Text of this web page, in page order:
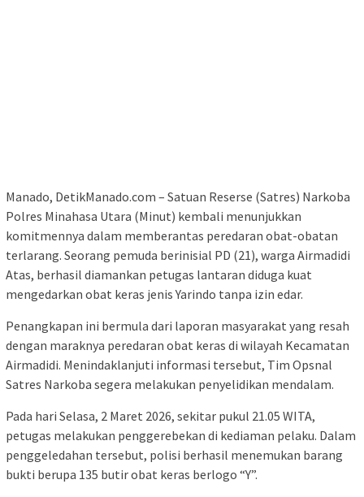
Manado, DetikManado.com – Satuan Reserse (Satres) Narkoba
Polres Minahasa Utara (Minut) kembali menunjukkan
komitmennya dalam memberantas peredaran obat-obatan
terlarang. Seorang pemuda berinisial PD (21), warga Airmadidi
Atas, berhasil diamankan petugas lantaran diduga kuat
mengedarkan obat keras jenis Yarindo tanpa izin edar.
Penangkapan ini bermula dari laporan masyarakat yang resah
dengan maraknya peredaran obat keras di wilayah Kecamatan
Airmadidi. Menindaklanjuti informasi tersebut, Tim Opsnal
Satres Narkoba segera melakukan penyelidikan mendalam.
Pada hari Selasa, 2 Maret 2026, sekitar pukul 21.05 WITA,
petugas melakukan penggerebekan di kediaman pelaku. Dalam
penggeledahan tersebut, polisi berhasil menemukan barang
bukti berupa ​135 butir obat keras berlogo “Y”.